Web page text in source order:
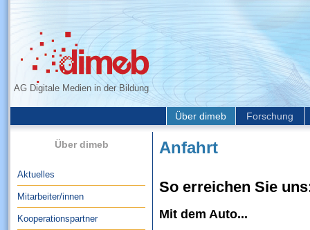
AG Digitale Medien in der Bildung
Über dimeb Forschung
Über dimeb
Aktuelles
Mitarbeiter/innen
Kooperationspartner
Anfahrt
So erreichen Sie
Mit dem Auto...